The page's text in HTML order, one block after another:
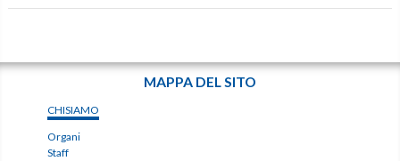
MAPPA DEL SITO
CHISIAMO
Organi
Staff